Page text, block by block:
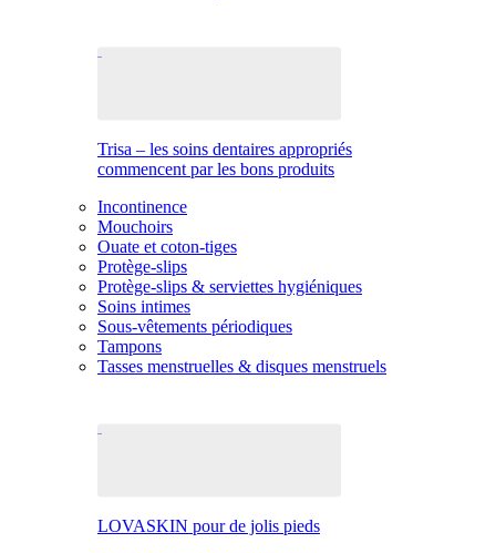
Trisa – les soins dentaires appropriés
commencent par les bons produits
Incontinence
Mouchoirs
Ouate et coton-tiges
Protège-slips
Protège-slips & serviettes hygiéniques
Soins intimes
Sous-vêtements périodiques
Tampons
Tasses menstruelles & disques menstruels
LOVASKIN pour de jolis pieds